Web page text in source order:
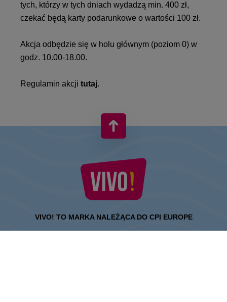
tych, którzy w tych dniach wydadzą min. 400 zł,
czekać będą karty podarunkowe o wartości 100 zł.
Akcja odbędzie się w holu głównym (poziom 0) w
godz. 10.00-18.00.
Regulamin akcji tutaj.
VIVO! TO MARKA NALEŻĄCA DO CPI EUROPE